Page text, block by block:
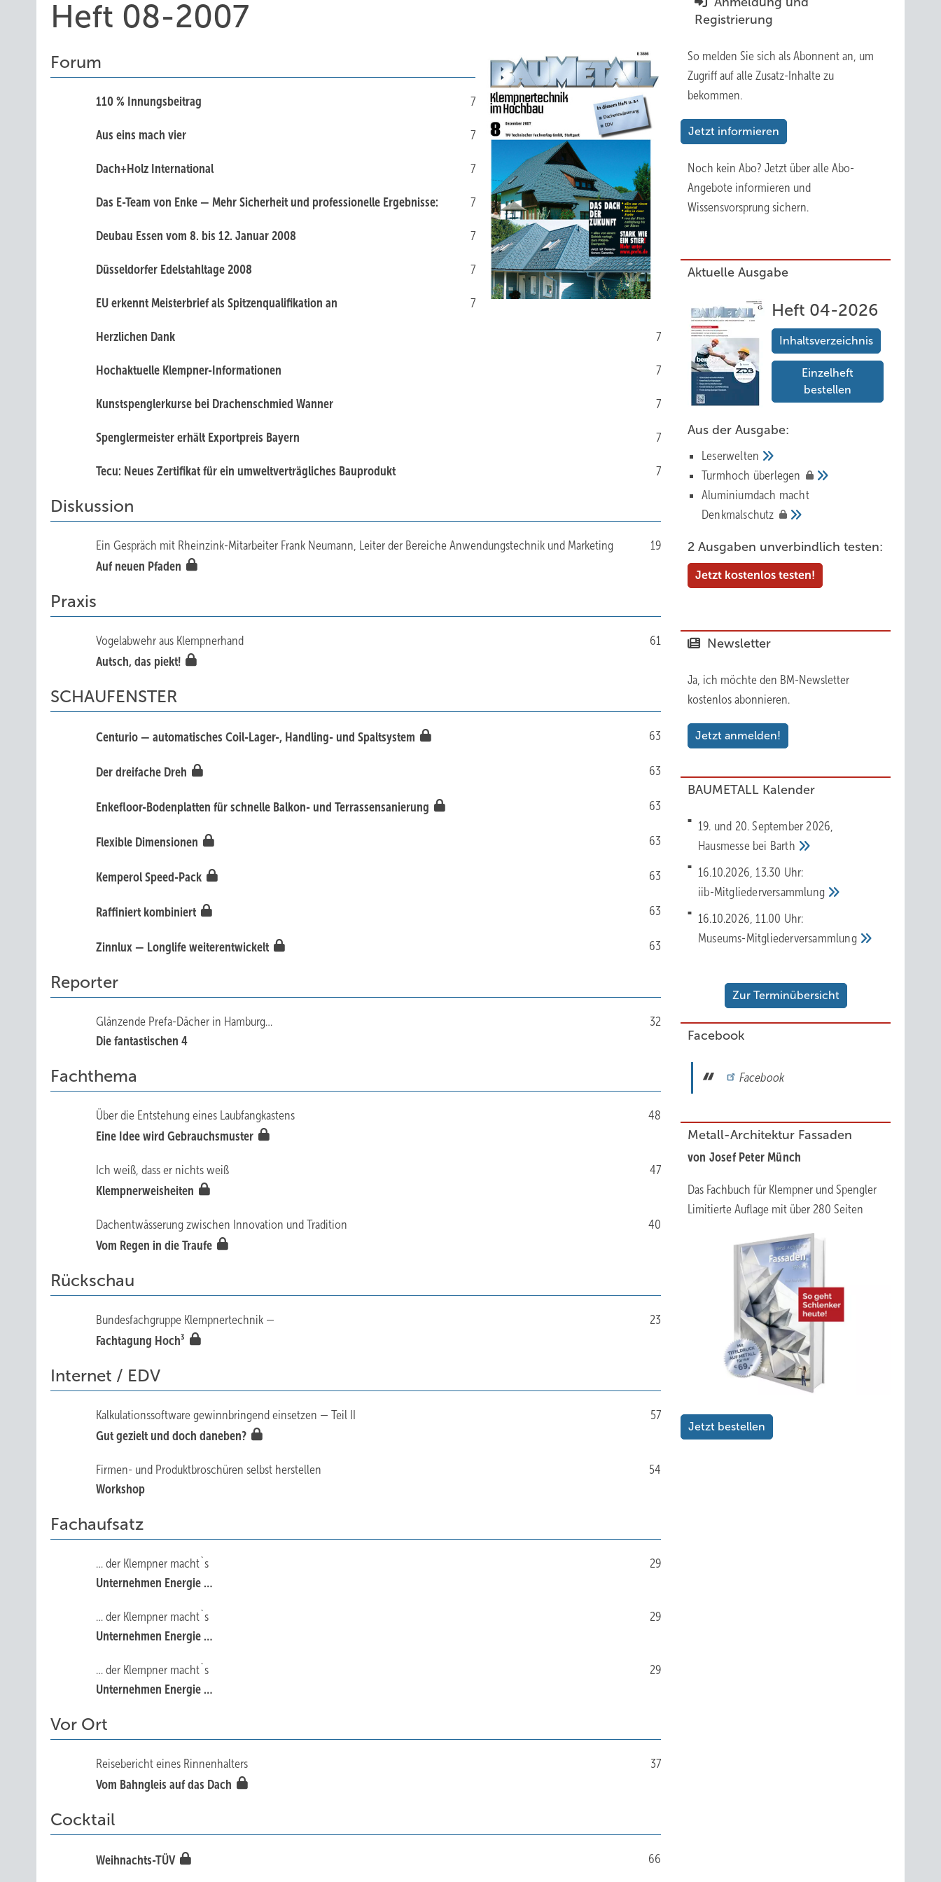
Heft 08-2007
Forum
7
110 % Innungsbeitrag
7
Aus eins mach vier
7
Dach+Holz International
7
Das E-Team von Enke — Mehr Sicherheit und professionelle Ergebnisse:
7
Deubau Essen vom 8. bis 12. Januar 2008
7
Düsseldorfer Edelstahltage 2008
7
EU erkennt Meisterbrief als Spitzenqualifikation an
7
Herzlichen Dank
7
Hochaktuelle Klempner-Informationen
7
Kunstspenglerkurse bei Drachenschmied Wanner
7
Spenglermeister erhält Exportpreis Bayern
7
Tecu: Neues Zertifikat für ein umweltverträgliches Bauprodukt
Diskussion
19
Ein Gespräch mit Rheinzink-Mitarbeiter Frank Neumann, Leiter der Bereiche Anwendungstechnik und Marketing
Auf neuen Pfaden
Praxis
61
Vogelabwehr aus Klempnerhand
Autsch, das piekt!
SCHAUFENSTER
63
Centurio — automatisches Coil-Lager-, Handling- und Spaltsystem
63
Der dreifache Dreh
63
Enkefloor-Bodenplatten für schnelle Balkon- und Terrassensanierung
63
Flexible Dimensionen
63
Kemperol Speed-Pack
63
Raffiniert kombiniert
63
Zinnlux — Longlife weiterentwickelt
Reporter
32
Glänzende Prefa-Dächer in Hamburg…
Die fantastischen 4
Fachthema
48
Über die Entstehung eines Laubfangkastens
Eine Idee wird Gebrauchsmuster
47
Ich weiß, dass er nichts weiß
Klempnerweisheiten
40
Dachentwässerung zwischen Innovation und Tradition
Vom Regen in die Traufe
Rückschau
23
Bundesfachgruppe Klempnertechnik —
Fachtagung Hoch³
Internet / EDV
57
Kalkulationssoftware gewinnbringend einsetzen — Teil II
Gut gezielt und doch daneben?
54
Firmen- und Produktbroschüren selbst herstellen
Workshop
Fachaufsatz
29
… der Klempner macht`s
Unternehmen Energie …
29
… der Klempner macht`s
Unternehmen Energie …
29
… der Klempner macht`s
Unternehmen Energie …
Vor Ort
37
Reisebericht eines Rinnenhalters
Vom Bahngleis auf das Dach
Cocktail
66
Weihnachts-TÜV
Registrierung
So melden Sie sich als Abonnent an, um
Zugriff auf alle Zusatz-Inhalte zu
bekommen.
Jetzt informieren
Noch kein Abo? Jetzt über alle Abo-
Angebote informieren und
Wissensvorsprung sichern.
Aktuelle Ausgabe
Heft 04-2026
Inhaltsverzeichnis
Einzelheft
bestellen
Aus der Ausgabe:
Leserwelten
Tur mhoch überlegen
Aluminiumdach macht
Denkmalschutz
2 Ausgaben unverbindlich testen:
Jetzt kostenlos testen!
Newsletter
Ja, ich möchte den BM-Newsletter
kostenlos abonnieren.
Jetzt anmelden!
BAUMETALL Kalender
19. und 20. September 2026,
Hausmesse bei Barth
16.10.2026, 13.30 Uhr:
iib-Mitgliederversammlung
16.10.2026, 11.00 Uhr:
Museums-Mitgliederversammlung
Zur Terminübersicht
Facebook
Facebook
Metall-Architektur Fassaden
von Josef Peter Münch
Das Fachbuch für Klempner und Spengler
Limitierte Auflage mit über 280 Seiten
Jetzt bestellen